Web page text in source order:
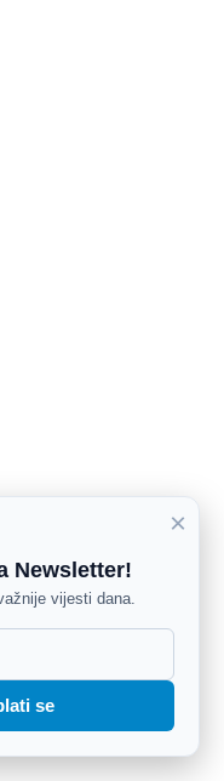
×
Newsletter!
vijesti dana.
se